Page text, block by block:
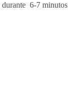
durante 6-7 minutos